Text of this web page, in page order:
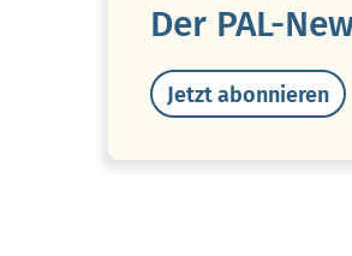
Der PAL-
Jetzt abonnieren